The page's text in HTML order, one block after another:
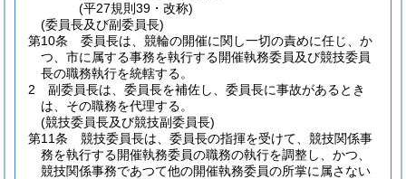
(平27規則39・改称)
(委員長及び副委員長)
第10条
委員長は、競輪の開催に関し一切の責めに任じ、か
つ、市に属する事務を執行する開催執務委員及び競技委員
長の職務執行を統轄する。
2
副委員長は、委員長を補佐し、委員長に事故があるとき
は、その職務を代理する。
(競技委員長及び競技副委員長)
第11条
競技委員長は、委員長の指揮を受けて、競技関係事
務を執行する開催執務委員の職務の執行を調整し、かつ、
競技関係事務であつて他の開催執務委員の所掌に属さない